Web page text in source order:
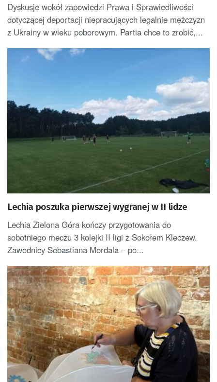
Dyskusje wokół zapowiedzi Prawa i Sprawiedliwości
dotyczącej deportacji niepracujących legalnie mężczyzn
z Ukrainy w wieku poborowym. Partia chce to zrobić,...
Lechia poszuka pierwszej wygranej w II lidze
Lechia Zielona Góra kończy przygotowania do
sobotniego meczu 3 kolejki II ligi z Sokołem Kleczew.
Zawodnicy Sebastiana Mordala – po...